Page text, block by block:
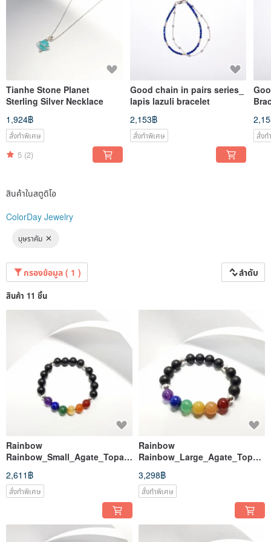
Tianhe Stone Planet
Sterling Silver Necklace
1,924฿
สั่งทำพิเศษ
5 (2)
Good chain in pairs series_
lapis lazuli bracelet
2,153฿
สั่งทำพิเศษ สั่งท
สินค้าในสตูดิโอ
ColorDay Jewelry
บุษราคัม
กรองข้อมูล ( 1 ) ลำดับ
สินค้า 11 ชิ้น
Rainbow
Rainbow_Small_Agate_Topaz
_Aventurine Stone_Tianhe
Stone Stone Free
2,611฿
สั่งทำพิเศษ
Rainbow
Rainbow_Large_Agate_Topaz
_Aventurine Stone Stone Free
3,298฿
สั่งทำพิเศษ